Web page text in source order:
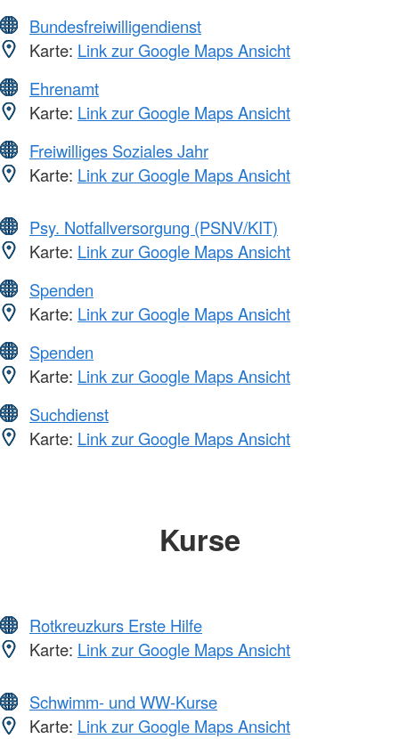
Bundesfreiwilligendienst
Karte: Link zur Google Maps Ansicht
Ehrenamt
Karte: Link zur Google Maps Ansicht
Freiwilliges Soziales Jahr
Karte: Link zur Google Maps Ansicht
Psy. Notfallversorgung (PSNV/KIT)
Karte: Link zur Google Maps Ansicht
Spenden
Karte: Link zur Google Maps Ansicht
Spenden
Karte: Link zur Google Maps Ansicht
Suchdienst
Karte: Link zur Google Maps Ansicht
Kurse
Rotkreuzkurs Erste Hilfe
Karte: Link zur Google Maps Ansicht
Schwimm- und WW-Kurse
Karte: Link zur Google Maps Ansicht